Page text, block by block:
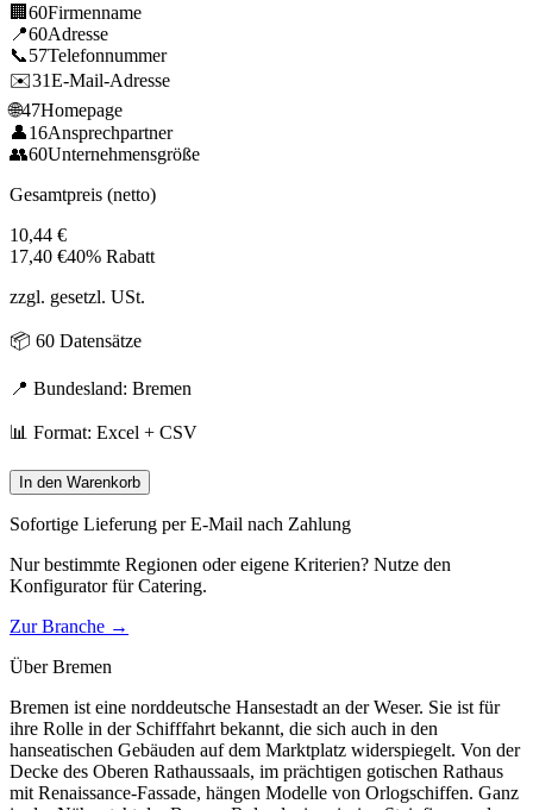
🏢 60Firmenname
📍60Adresse
📞57Telefonnummer
✉️31E-Mail-Adresse
🌐47Homepage
👤16Ansprechpartner
👥60Unternehmensgröße
Gesamtpreis (netto)
10,44 €
17,40 €40% Rabatt
zzgl. gesetzl. USt.
📦 60 Datensätze
📍 Bundesland: Bremen
📊 Format: Excel + CSV
In den Warenkorb
Sofortige Lieferung per E-Mail nach Zahlung
Nur bestimmte Regionen oder eigene Kriterien? Nutze den
Konfigurator fürCatering.
Zur Branche →
ÜberBremen
Bremen ist eine norddeutsche Hansestadt an der Weser. Sie ist für
ihre Rolle in der Schifffahrt bekannt, die sich auch in den
hanseatischen Gebäuden auf dem Marktplatz widerspiegelt. Von der
Decke des Oberen Rathaussaals, im prächtigen gotischen Rathaus
mit Renaissance-Fassade, hängen Modelle von Orlogschiffen. Ganz